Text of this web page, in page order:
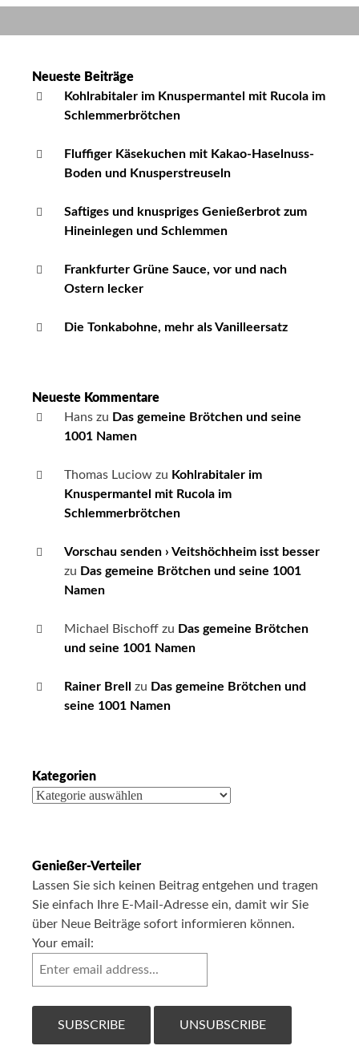
Brötchen
1001
Namen
Neueste Beiträge
Kohlrabitaler im Knuspermantel mit Rucola im
Schlemmerbrötchen
Fluffiger Käsekuchen mit Kakao-Haselnuss-
Boden und Knusperstreuseln
Saftiges und knuspriges Genießerbrot zum
Hineinlegen und Schlemmen
Frankfurter Grüne Sauce, vor und nach
Ostern lecker
Die Tonkabohne, mehr als Vanilleersatz
Neueste Kommentare
Hans zu Das gemeine Brötchen und seine
1001 Namen
Thomas Luciow zu Kohlrabitaler im
Knuspermantel mit Rucola im
Schlemmerbrötchen
Vorschau senden › Veitshöchheim isst besser
zu Das gemeine Brötchen und seine 1001
Namen
Michael Bischoff zu Das gemeine Brötchen
und seine 1001 Namen
Rainer Brell zu Das gemeine Brötchen und
seine 1001 Namen
Kategorien
Kategorien
Genießer-Verteiler
Lassen Sie sich keinen Beitrag entgehen und tragen
Sie einfach Ihre E-Mail-Adresse ein, damit wir Sie
über Neue Beiträge sofort informieren können.
Your email: